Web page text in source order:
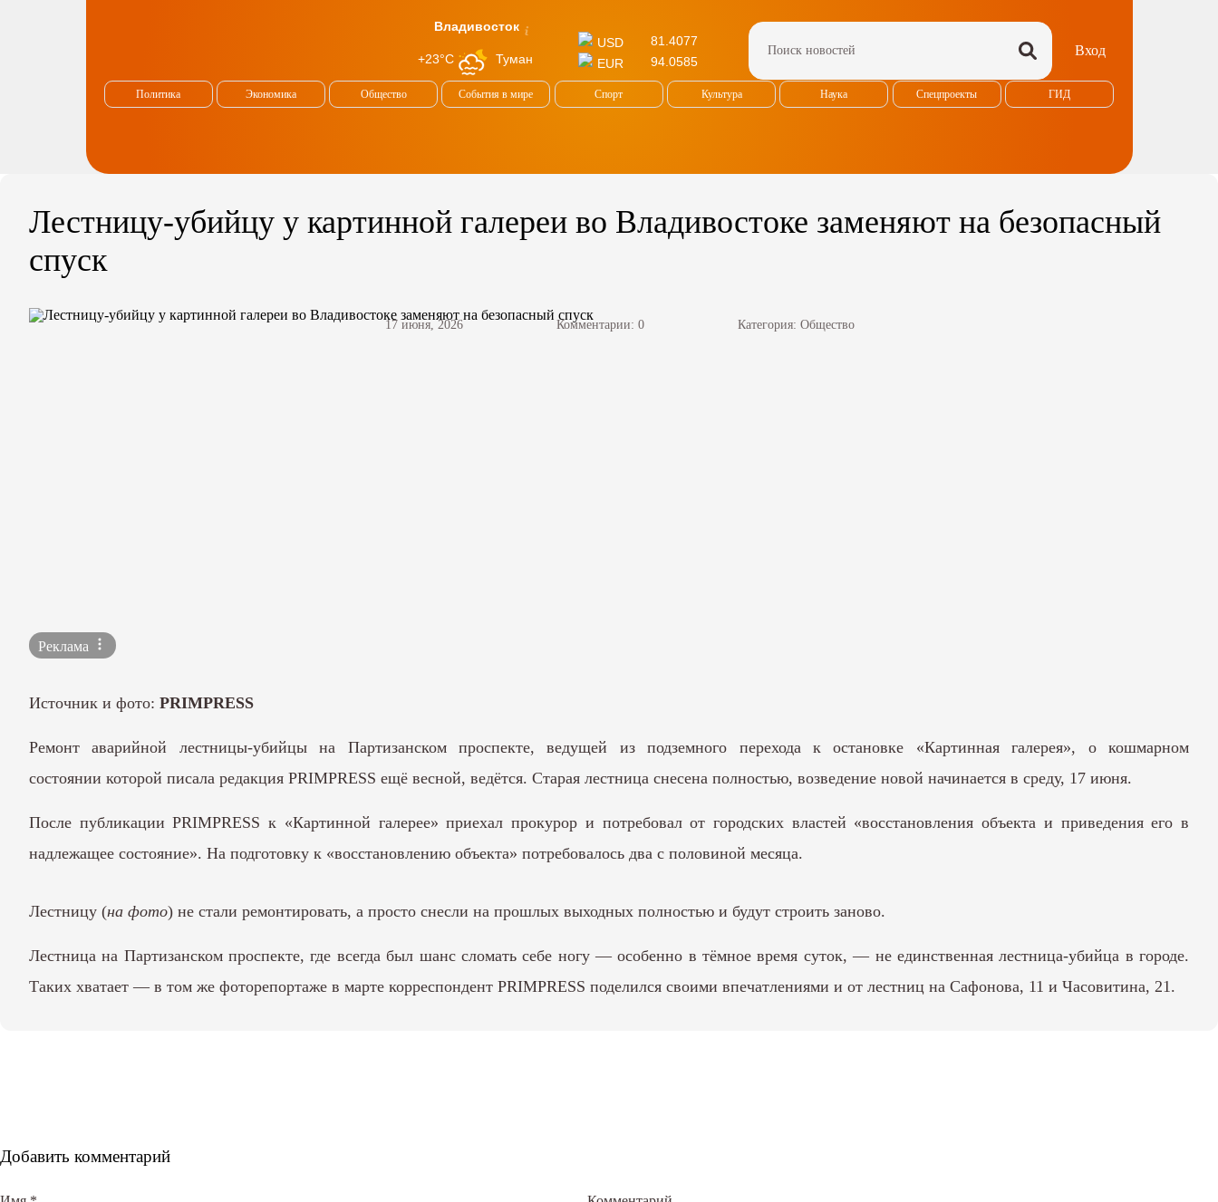
Владивосток
+23°C Туман
USD
81.4077
EUR
94.0585
Вход
Политика Экономика Общество События в мире Спорт Культура Наука Спецпроекты ГИД
Лестницу-убийцу у картинной галереи во Владивостоке заменяют на безопасный
спуск
17 июня, 2026 Комментарии: 0 Категория:Общество
Реклама
Источник и фото: PRIMPRESS
Ремонт аварийной лестницы-убийцы на Партизанском проспекте, ведущей из подземного перехода к остановке «Картинная галерея», о кошмарном
состоянии которой писала редакция PRIMPRESS ещё весной, ведётся. Старая лестница снесена полностью, возведение новой начинается в среду, 17 июня.
После публикации PRIMPRESS к «Картинной галерее»приехал прокурор и потребовал от городских властей «восстановления объекта и приведения его в
надлежащее состояние». На подготовку к «восстановлению объекта» потребовалось два с половиной месяца.
Лестницу (на фото) не стали ремонтировать, а просто снесли на прошлых выходных полностью и будут строить заново.
Лестница на Партизанском проспекте, где всегда был шанс сломать себе ногу — особенно в тёмное время суток, — не единственная лестница-убийца в городе.
Таких хватает — в том же фоторепортаже в марте корреспондент PRIMPRESS поделился своими впечатлениями и от лестниц на Сафонова, 11 и Часовитина, 21.
Добавить комментарий